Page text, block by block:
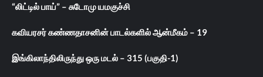
“லிட்டில் பாய்” – சுடோமு யமகுச்சி
கவியரசர் கண்ணதாசனின் பாடல்களில் ஆன்மீகம் – 19
இங்கிலாந்திலிருந்து ஒரு மடல் – 315 (பகுதி-1)